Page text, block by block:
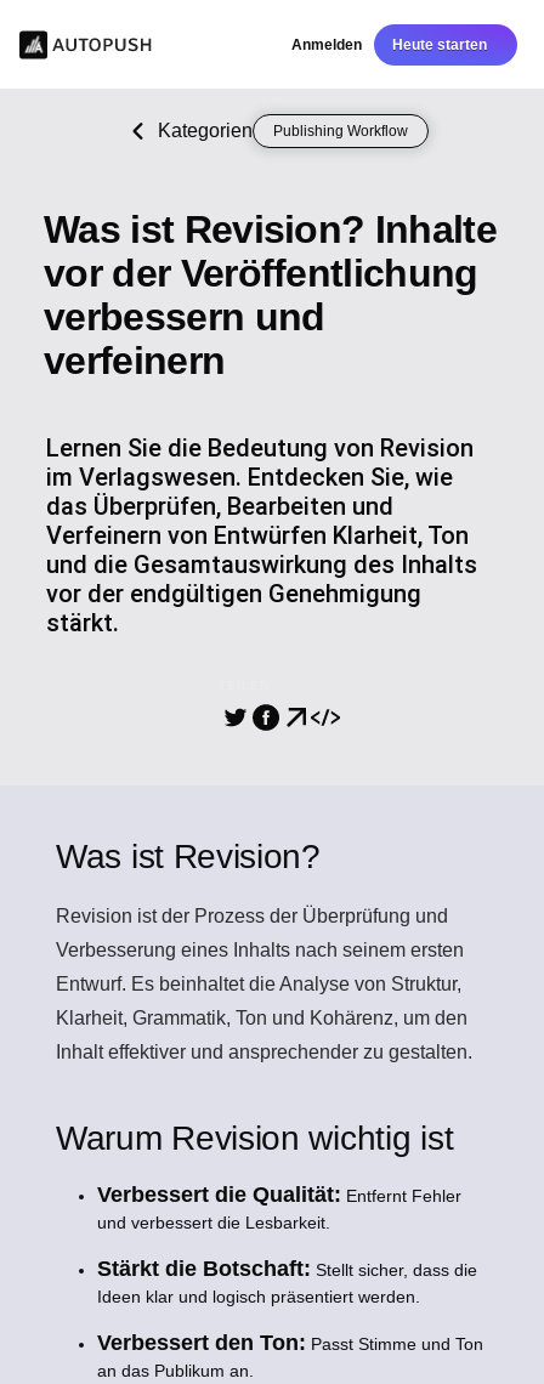
Anmelden Heute starten
Kategorien Publishing Workflow
Was ist Revision? Inhalte
vor der Veröffentlichung
verbessern und
verfeinern
Lernen Sie die Bedeutung von Revision
im Verlagswesen. Entdecken Sie, wie
das Überprüfen, Bearbeiten und
Verfeinern von Entwürfen Klarheit, Ton
und die Gesamtauswirkung des Inhalts
vor der endgültigen Genehmigung
stärkt.
Was ist Revision?
Revision ist der Prozess der Überprüfung und
Verbesserung eines Inhalts nach seinem ersten
Entwurf. Es beinhaltet die Analyse von Struktur,
Klarheit, Grammatik, Ton und Kohärenz, um den
Inhalt effektiver und ansprechender zu gestalten.
Warum Revision wichtig ist
Verbessert die Qualität: Entfernt Fehler
und verbessert die Lesbarkeit.
Stärkt die Botschaft: Stellt sicher, dass die
Ideen klar und logisch präsentiert werden.
Verbessert den Ton: Passt Stimme und Ton
an das Publikum an.